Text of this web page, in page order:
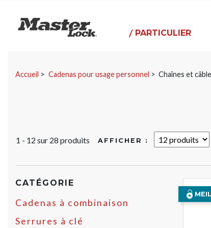
Master Lock
PARTICULIER
Accueil Cadenas pour usage personnel Chaînes et
1 - 12 sur 28 produits AFFICHER :
CATÉGORIE
Cadenas à combinaison
Serrures à clé